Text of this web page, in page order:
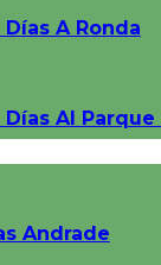
A Ronda
Al
Andrade